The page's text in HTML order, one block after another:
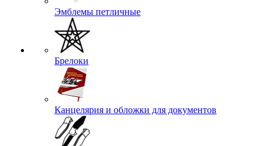
Буквы, Якоря
Звезды
Эмблемы на пилотку
Зажимы для галстуков